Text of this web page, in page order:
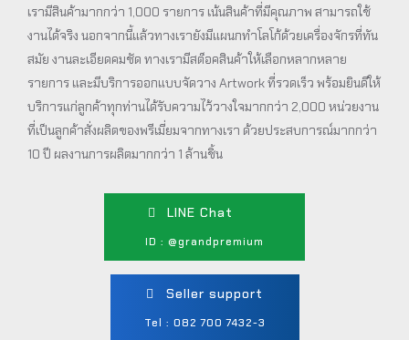
เรามีสินค้ามากกว่า 1,000 รายการ เน้นสินค้าที่มีคุณภาพ สามารถใช้
งานได้จริง นอกจากนี้แล้วทางเรายังมีแผนกทำโลโก้ด้วยเครื่องจักรที่ทัน
สมัย งานละเอียดคมชัด ทางเรามีสต็อคสินค้าให้เลือกหลากหลาย
รายการ และมีบริการออกแบบจัดวาง Artwork ที่รวดเร็ว พร้อมยินดีให้
บริการแก่ลูกค้าทุกท่านได้รับความไว้วางใจมากกว่า 2,000 หน่วยงาน
ที่เป็นลูกค้าสั่งผลิตของพรีเมี่ยมจากทางเรา ด้วยประสบการณ์มากกว่า
10 ปี ผลงานการผลิตมากกว่า 1 ล้านชิ้น
LINE Chat
ID : @grandpremium
Seller support
Tel : 082 700 7432-3